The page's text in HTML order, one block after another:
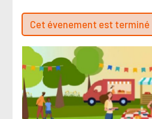
Cet évenement est terminé